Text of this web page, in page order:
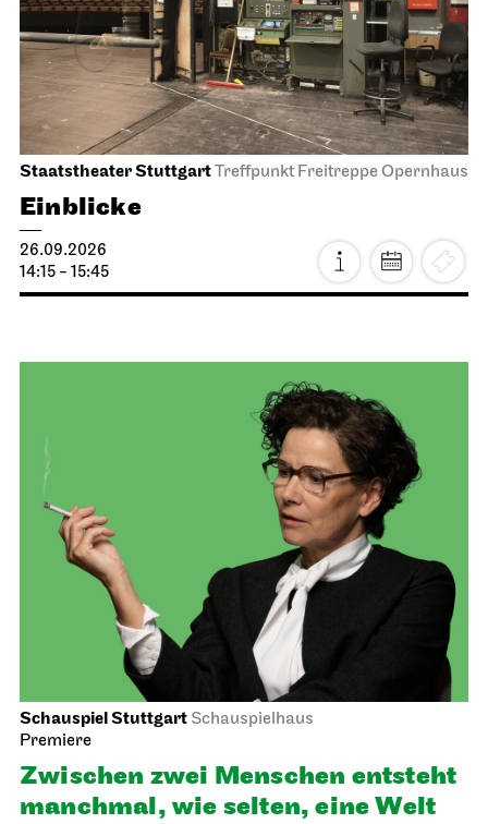
Staatstheater StuttgartTreffpunkt Freitreppe Opernhaus
Einblicke
26.09.2026
14:15 - 15:45
Schauspiel Stuttgart Schauspielhaus
Premiere
Zwischen zwei Menschen ent­steht
manch­mal, wie selten, eine Welt